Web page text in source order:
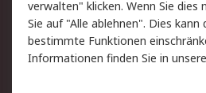
Copyright/Impressum
verwalten" klicken. Wenn Sie dies
Sie auf "Alle ablehnen". Dies
bestimmte Funktionen
Informationen finden Sie in